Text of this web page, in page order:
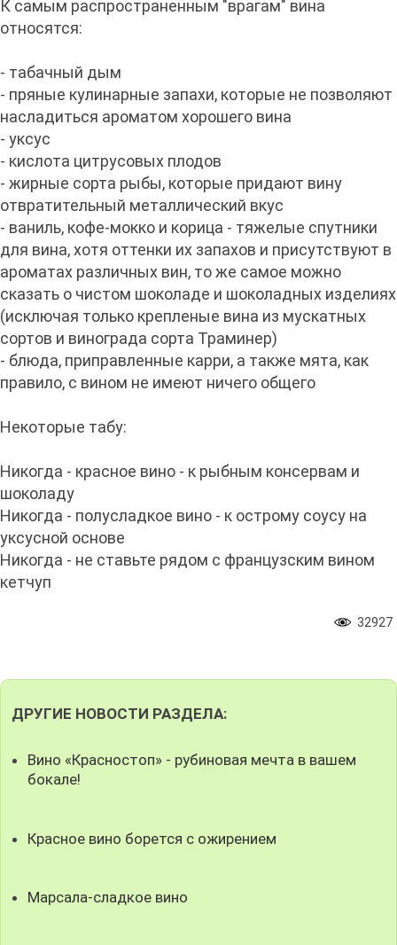
К самым распространенным "врагам" вина
относятся:
- табачный дым
- пряные кулинарные запахи, которые не позволяют
насладиться ароматом хорошего вина
- уксус
- кислота цитрусовых плодов
- жирные сорта рыбы, которые придают вину
отвратительный металлический вкус
- ваниль, кофе-мокко и корица - тяжелые спутники
для вина, хотя оттенки их запахов и присутствуют в
ароматах различных вин, то же самое можно
сказать о чистом шоколаде и шоколадных изделиях
(исключая только крепленые вина из мускатных
сортов и винограда сорта Траминер)
- блюда, приправленные карри, а также мята, как
правило, с вином не имеют ничего общего
Некоторые табу:
Никогда - красное вино - к рыбным консервам и
шоколаду
Никогда - полусладкое вино - к острому соусу на
уксусной основе
Никогда - не ставьте рядом с французским вином
кетчуп
32927
ДРУГИЕ НОВОСТИ РАЗДЕЛА:
Вино «Красностоп» - рубиновая мечта в вашем
бокале!
Красное вино борется с ожирением
Марсала-сладкое вино